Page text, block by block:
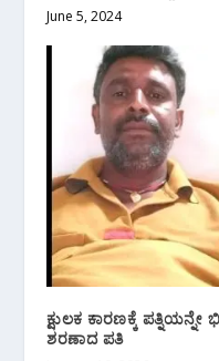
June 5, 2024
ಕ್ಷುಲಕ ಕಾರಣಕ್ಕೆ ಪತ್ನಿಯನ್ನೇ
ಶರಣಾದ ಪತಿ